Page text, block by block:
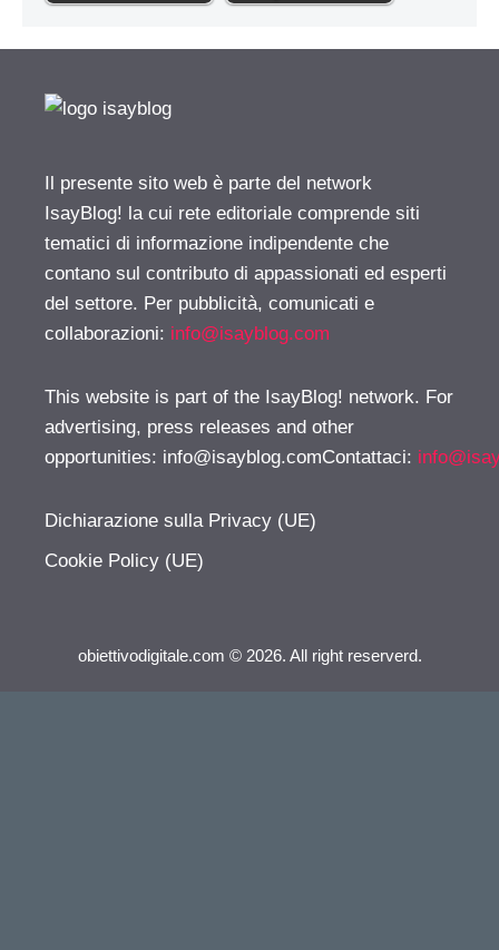
Il presente sito web è parte del network
IsayBlog! la cui rete editoriale comprende siti
tematici di informazione indipendente che
contano sul contributo di appassionati ed esperti
del settore. Per pubblicità, comunicati e
collaborazioni: info@isayblog.com
This website is part of the IsayBlog! network. For
advertising, press releases and other
opportunities: info@isayblog.comContattaci:
Dichiarazione sulla Privacy (UE)
Cookie Policy (UE)
obiettivodigitale.com © 2026. All right reserverd.